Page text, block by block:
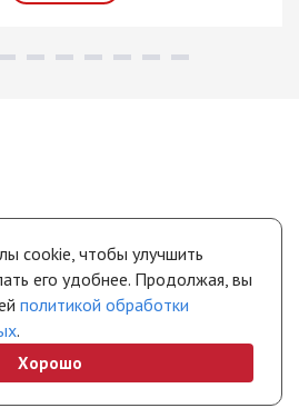
cookie, чтобы улучшить
его удобнее. Продолжая, вы
политикой обработки
.
Хорошо